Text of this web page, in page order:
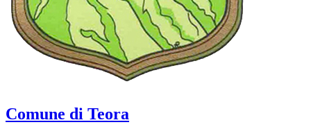
Comune di Teora